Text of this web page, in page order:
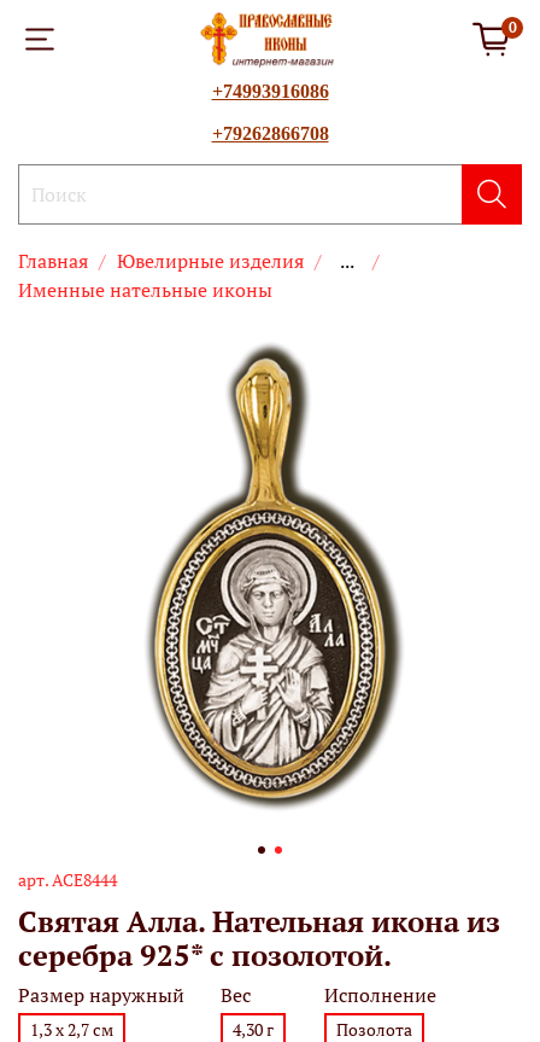
0
+74993916086
+79262866708
Главная Ювелирные изделия
...
Именные нательные иконы
арт.АСЕ8444
Святая Алла. Нательная икона из
серебра 925* с позолотой.
Размер наружный
1,3 х 2,7 см
Вес
4,30 г
Исполнение
Позолота